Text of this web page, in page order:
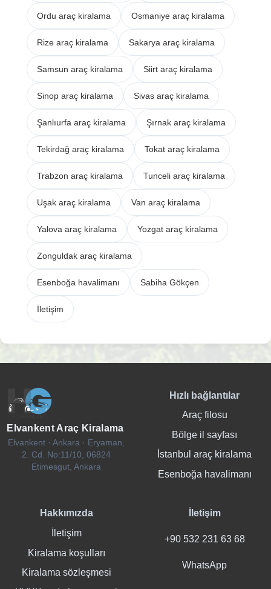
Ordu araç kiralama Osmaniye araç kiralama
Rize araç kiralama Sakarya araç kiralama
Samsun araç kiralama Siirt araç kiralama
Sinop araç kiralama Sivas araç kiralama
Şanlıurfa araç kiralama Şırnak araç kiralama
Tekirdağ araç kiralama Tokat araç kiralama
Trabzon araç kiralama Tunceli araç kiralama
Uşak araç kiralama Van araç kiralama
Yalova araç kiralama Yozgat araç kiralama
Zonguldak araç kiralama
Esenboğa havalimanı Sabiha Gökçen
İletişim
Elvankent Araç Kiralama
Elvankent · Ankara · Eryaman,
2. Cd. No:11/10, 06824
Etimesgut, Ankara
Hızlı bağlantılar
Araç filosu
Bölge il sayfası
İstanbul araç kiralama
Esenboğa havalimanı
Hakkımızda
İletişim
Kiralama koşulları
Kiralama sözleşmesi
İletişim
+90 532 231 63 68
WhatsApp